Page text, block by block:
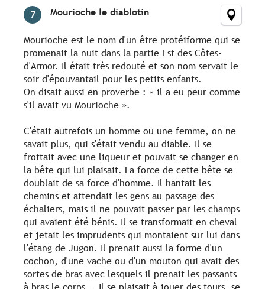
7 Mourioche le diablotin
Mourioche est le nom d'un être protéiforme qui se
promenait la nuit dans la partie Est des Côtes-
d'Armor. Il était très redouté et son nom servait le
soir d'épouvantail pour les petits enfants.
On disait aussi en proverbe : « il a eu peur comme
s'il avait vu Mourioche ».
C'était autrefois un homme ou une femme, on ne
savait plus, qui s'était vendu au diable. Il se
frottait avec une liqueur et pouvait se changer en
la bête qui lui plaisait. La force de cette bête se
doublait de sa force d'homme. Il hantait les
chemins et attendait les gens au passage des
échaliers, mais il ne pouvait passer par les champs
qui avaient été bénis. Il se transformait en cheval
et jetait les imprudents qui montaient sur lui dans
l'étang de Jugon. Il prenait aussi la forme d'un
cochon, d'une vache ou d'un mouton qui avait des
sortes de bras avec lesquels il prenait les passants
à bras le corps... Il se plaisait à jouer des tours, se